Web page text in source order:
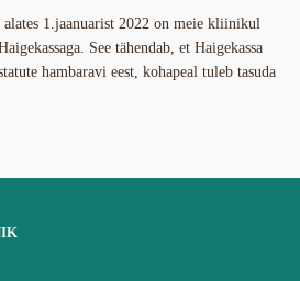
alates 1.jaanuarist 2022 on meie kliinikul
See tähendab, et Haigekassa
hambaravi eest, kohapeal tuleb tasuda